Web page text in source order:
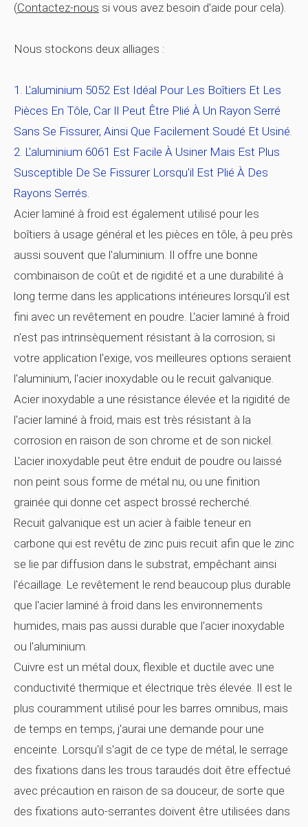
(Contactez-nous si vous avez besoin d'aide pour cela).
Nous stockons deux alliages :
L'aluminium 5052 Est Idéal Pour Les Boîtiers Et Les
Pièces En Tôle, Car Il Peut Être Plié À Un Rayon Serré
Sans Se Fissurer, Ainsi Que Facilement Soudé Et Usiné.
L'aluminium 6061 Est Facile À Usiner Mais Est Plus
Susceptible De Se Fissurer Lorsqu'il Est Plié À Des
Rayons Serrés.
Acier laminé à froid est également utilisé pour les
boîtiers à usage général et les pièces en tôle, à peu près
aussi souvent que l'aluminium. Il offre une bonne
combinaison de coût et de rigidité et a une durabilité à
long terme dans les applications intérieures lorsqu'il est
fini avec un revêtement en poudre. L'acier laminé à froid
n'est pas intrinsèquement résistant à la corrosion; si
votre application l'exige, vos meilleures options seraient
l'aluminium, l'acier inoxydable ou le recuit galvanique.
Acier inoxydable a une résistance élevée et la rigidité de
l'acier laminé à froid, mais est très résistant à la
corrosion en raison de son chrome et de son nickel.
L'acier inoxydable peut être enduit de poudre ou laissé
non peint sous forme de métal nu, ou une finition
grainée qui donne cet aspect brossé recherché.
Recuit galvanique est un acier à faible teneur en
carbone qui est revêtu de zinc puis recuit afin que le zinc
se lie par diffusion dans le substrat, empêchant ainsi
l'écaillage. Le revêtement le rend beaucoup plus durable
que l'acier laminé à froid dans les environnements
humides, mais pas aussi durable que l'acier inoxydable
ou l'aluminium.
Cuivre est un métal doux, flexible et ductile avec une
conductivité thermique et électrique très élevée. Il est le
plus couramment utilisé pour les barres omnibus, mais
de temps en temps, j'aurai une demande pour une
enceinte. Lorsqu'il s'agit de ce type de métal, le serrage
des fixations dans les trous taraudés doit être effectué
avec précaution en raison de sa douceur, de sorte que
des fixations auto-serrantes doivent être utilisées dans